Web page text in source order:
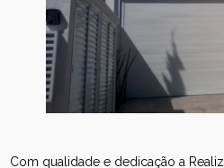
Com qualidade e dedicação a